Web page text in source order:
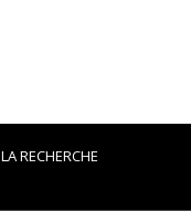
LA RECHERCHE